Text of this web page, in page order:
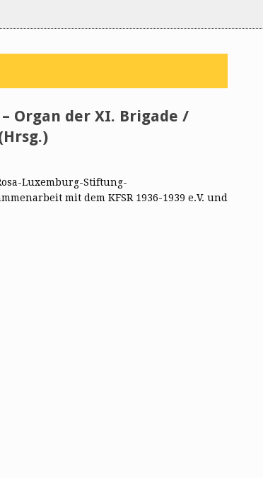
Organ der XI. Brigade /
Luxemburg-Stiftung-
mit dem KFSR 1936-1939 e.V. und